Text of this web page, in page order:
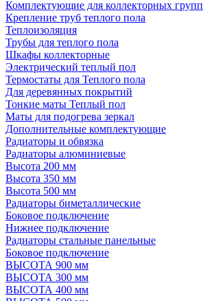
Комплектующие для коллекторных групп
Крепление труб теплого пола
Теплоизоляция
Трубы для теплого пола
Шкафы коллекторные
Электрический теплый пол
Термостаты для Теплого пола
Для деревянных покрытий
Тонкие маты Теплый пол
Маты для подогрева зеркал
Дополнительные комплектующие
Радиаторы и обвязка
Радиаторы алюминиевые
Высота 200 мм
Высота 350 мм
Высота 500 мм
Радиаторы биметаллические
Боковое подключение
Нижнее подключение
Радиаторы стальные панельные
Боковое подключение
ВЫСОТА 900 мм
ВЫСОТА 300 мм
ВЫСОТА 400 мм